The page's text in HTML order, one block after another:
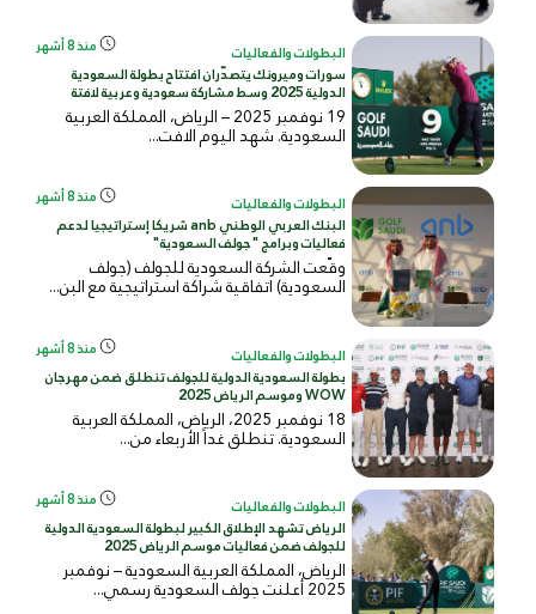
البطولات والفعاليات منذ 8 أشهر
سورات وميرونك يتصدّران افتتاح بطولة السعودية
الدولية 2025 وسط مشاركة سعودية وعربية لافتة
19 نوفمبر 2025 – الرياض، المملكة العربية
السعودية. شهد اليوم الافت...
البطولات والفعاليات منذ 8 أشهر
البنك العربي الوطني anb شريكا إستراتيجيا لدعم
فعاليات وبرامج "جولف السعودية"
وقّعت الشركة السعودية للجولف (جولف
السعودية) اتفاقية شراكة استراتيجية مع البن...
البطولات والفعاليات منذ 8 أشهر
بطولة السعودية الدولية للجولف تنطلق ضمن مهرجان
WOW وموسم الرياض 2025
18 نوفمبر 2025، الرياض، المملكة العربية
السعودية. تنطلق غداً الأربعاء من...
البطولات والفعاليات منذ 8 أشهر
الرياض تشهد الإطلاق الكبير لبطولة السعودية الدولية
للجولف ضمن فعاليات موسم الرياض 2025
الرياض، المملكة العربية السعودية – نوفمبر
2025 أعلنت جولف السعودية رسمي...